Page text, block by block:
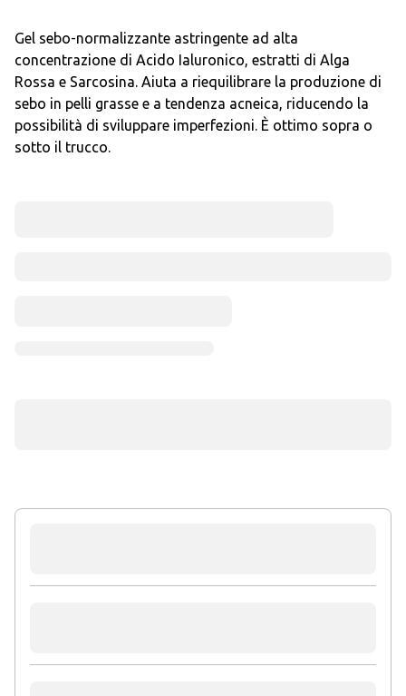
Gel sebo-normalizzante astringente ad alta
concentrazione di Acido Ialuronico, estratti di Alga
Rossa e Sarcosina. Aiuta a riequilibrare la produzione di
sebo in pelli grasse e a tendenza acneica, riducendo la
possibilità di sviluppare imperfezioni. È ottimo sopra o
sotto il trucco.